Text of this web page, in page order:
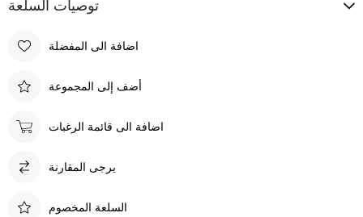
توصيات السلعة
اضافة الى المفضلة
أضف إلى المجموعة
اضافة الى قائمة الرغبات
يرجى المقارنة
السلعة المخصوم